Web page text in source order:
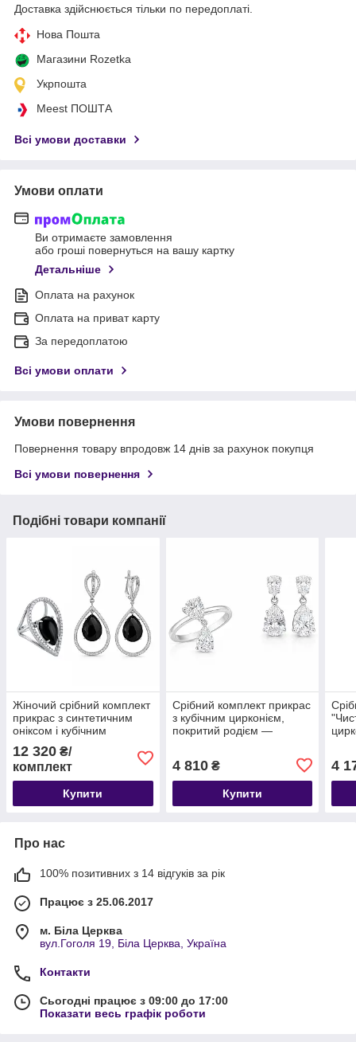
Доставка здійснюється тільки по передоплаті.
Нова Пошта
Магазини Rozetka
Укрпошта
Meest ПОШТА
Всі умови доставки
Умови оплати
Ви отримаєте замовлення
або гроші повернуться на вашу картку
Детальніше
Оплата на рахунок
Оплата на приват карту
За передоплатою
Всі умови оплати
Умови повернення
Повернення товару впродовж 14 днів за рахунок покупця
Всі умови повернення
Подібні товари компанії
Жіночий срібний комплект
прикрас з синтетичним
оніксом і кубічним
родієм
12 320 ₴/
комплект
Купити
Срібний комплект прикрас
з кубічним цирконієм,
покритий родієм —
4 810₴
Купити
4
Про нас
100% позитивних з 14 відгуків за рік
Працює з 25.06.2017
м. Біла Церква
вул.Гоголя 19, Біла Церква, Україна
Контакти
Сьогодні працює з 09:00 до 17:00
Показати весь графік роботи